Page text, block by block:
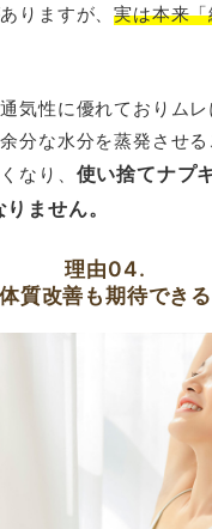
りますが、実は本来
気性に優れておりム
分な水分を蒸発させ
なり、 使い捨てナプ
ません。
理由04.
体質改善も期待できる